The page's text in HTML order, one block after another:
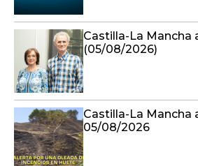
Castilla-La Mancha
(05/08/2026)
Castilla-La Mancha
05/08/2026